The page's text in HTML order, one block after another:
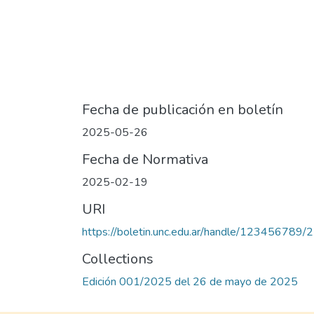
Fecha de publicación en boletín
2025-05-26
Fecha de Normativa
2025-02-19
URI
https://boletin.unc.edu.ar/handle/123456789/
Collections
Edición 001/2025 del 26 de mayo de 2025